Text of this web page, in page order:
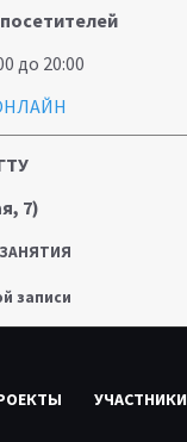
до 20:00
7)
записи
УЧАСТНИКИ